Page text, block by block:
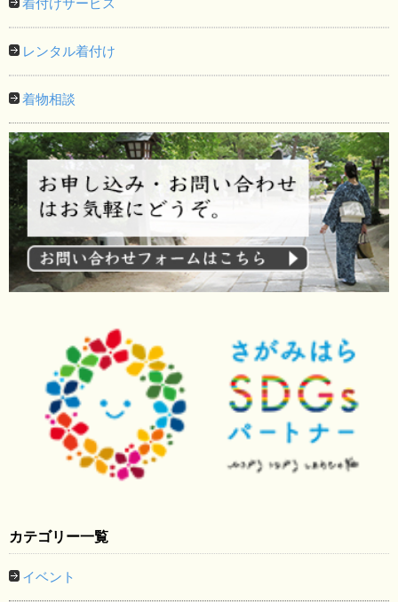
着付けサービス
レンタル着付け
着物相談
カテゴリー一覧
イベント